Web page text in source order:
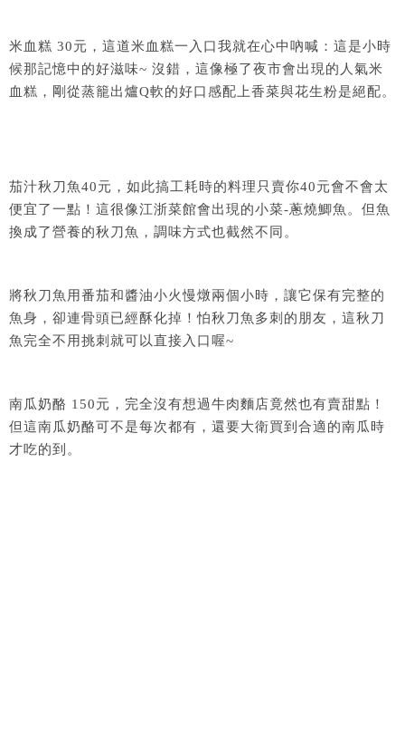
米血糕 30元，這道米血糕一入口我就在心中吶喊：這是小時
候那記憶中的好滋味~ 沒錯，這像極了夜市會出現的人氣米
血糕，剛從蒸籠出爐Q軟的好口感配上香菜與花生粉是絕配。
茄汁秋刀魚40元，如此搞工耗時的料理只賣你40元會不會太
便宜了一點！這很像江浙菜館會出現的小菜-蔥燒鯽魚。但魚
換成了營養的秋刀魚，調味方式也截然不同。
將秋刀魚用番茄和醬油小火慢燉兩個小時，讓它保有完整的
魚身，卻連骨頭已經酥化掉！怕秋刀魚多刺的朋友，這秋刀
魚完全不用挑刺就可以直接入口喔~
南瓜奶酪 150元，完全沒有想過牛肉麵店竟然也有賣甜點！
但這南瓜奶酪可不是每次都有，還要大衛買到合適的南瓜時
才吃的到。